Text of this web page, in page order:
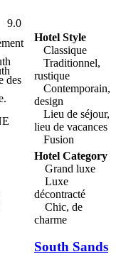
et
de
la
9.0
des
Hotel Style
Classique
Traditionnel,
rustique
Contemporain,
design
Lieu de séjour,
lieu de vacances
Fusion
Hotel Category
Grand luxe
Luxe
décontracté
Chic, de
charme
South Sands